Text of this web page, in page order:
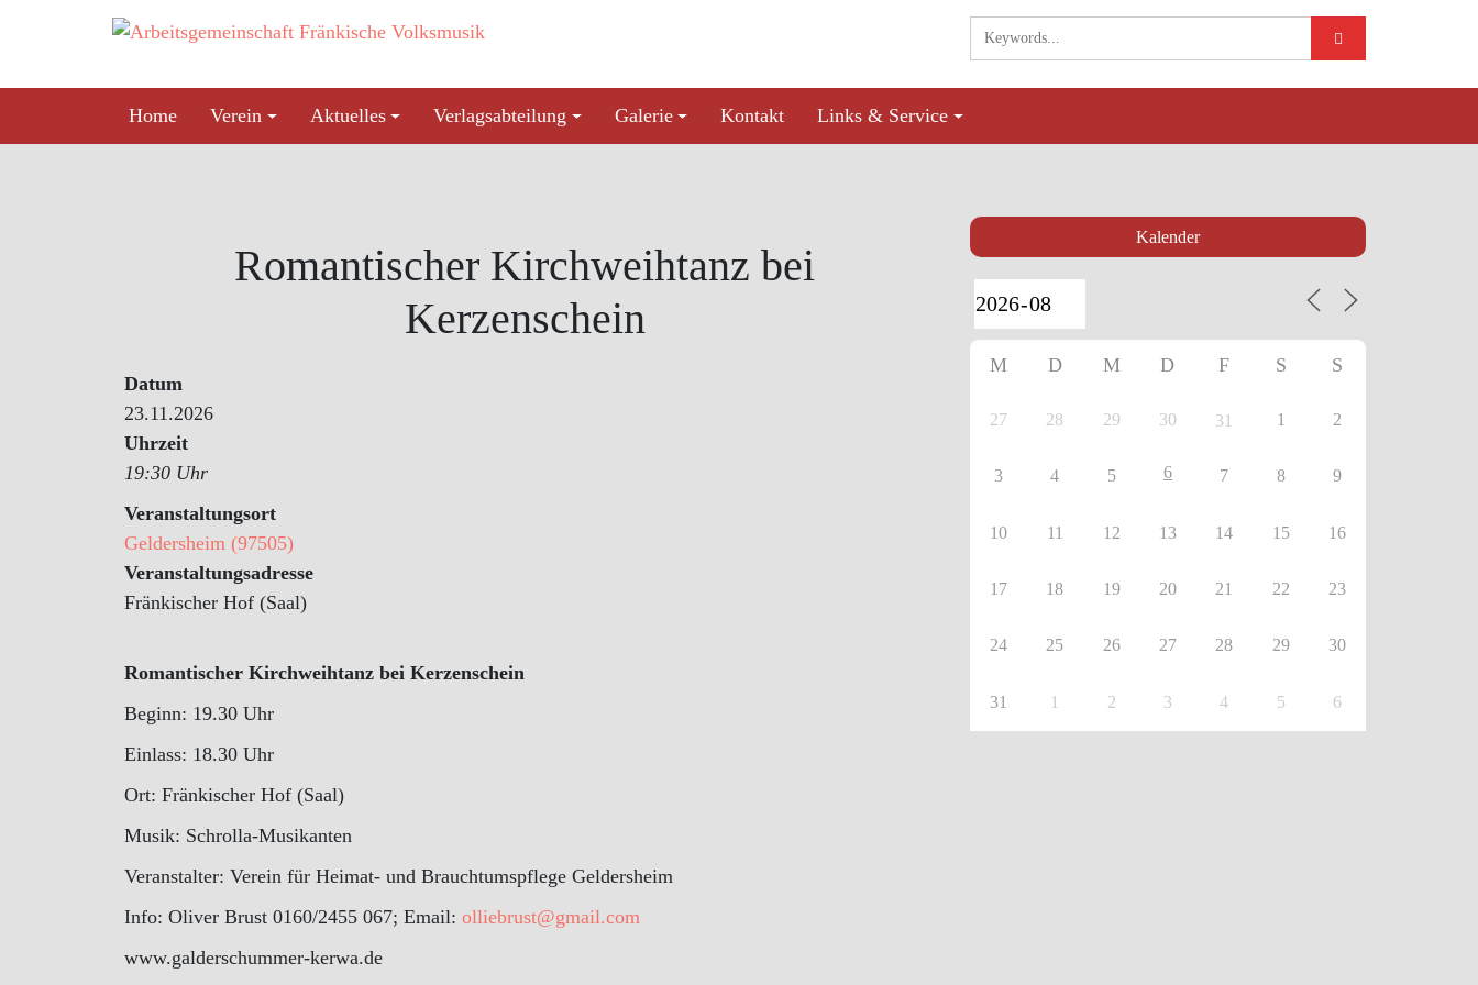
Home
Verein Aktuelles Verlagsabteilung Galerie Kontakt Links & Service
Romantischer Kirchweihtanz bei
Kerzenschein
Datum
23.11.2026
Uhrzeit
19:30 Uhr
Veranstaltungsort
Geldersheim (97505)
Veranstaltungsadresse
Fränkischer Hof (Saal)
Romantischer Kirchweihtanz bei Kerzenschein
Beginn: 19.30 Uhr
Einlass: 18.30 Uhr
Ort: Fränkischer Hof (Saal)
Musik: Schrolla-Musikanten
Veranstalter: Verein für Heimat- und Brauchtumspflege Geldersheim
Info: Oliver Brust 0160/2455 067; Email: olliebrust@gmail.com
www.galderschummer-kerwa.de
Kalender
M D M D F S S
27 28 29 30 31 1 2
3 4 5 6 7 8 9
10 11 12 13 14 15 16
17 18 19 20 21 22 23
24 25 26 27 28 29 30
31 1 2 3 4 5 6